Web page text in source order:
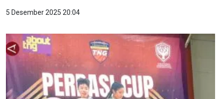
5 Desember 2025 20:04